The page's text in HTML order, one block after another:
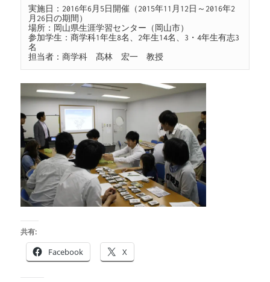
実施日：2016年6月5日開催（2015年11月12日～2016年2
月26日の期間）
場所：岡山県生涯学習センター（岡山市）
参加学生：商学科1年生8名、2年生14名、3・4年生有志3
名
担当者：商学科　髙林　宏一　教授
共有:
Facebook X